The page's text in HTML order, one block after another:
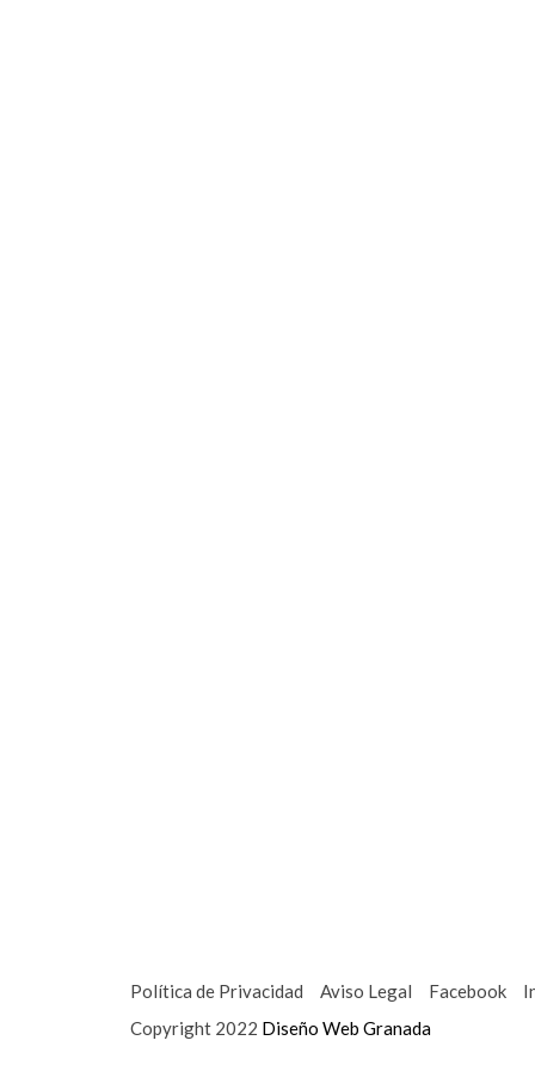
Política de Privacidad Aviso Legal Facebook
Copyright 2022 Diseño Web Granada